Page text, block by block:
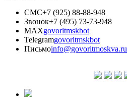
СМС+7 (925) 88-88-948
Звонок+7 (495) 73-73-948
MAXgovoritmskbot
Telegramgovoritmskbot
Письмоinfo@govoritmoskva.ru